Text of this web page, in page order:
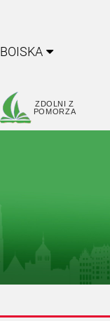
BOISKA
ZDOLNI Z
POMORZA